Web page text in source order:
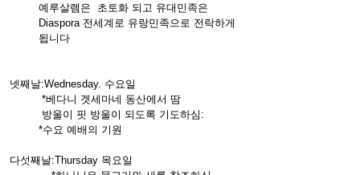
예루살렘은 초토화 되고 유대민족은
Diaspora 전세계로 유랑민족으로 전락하게
됩니다
넷째날:Wednesday. 수요일
*베다니 겟세마네 동산에서 땀
방울이 핏 방울이 되도록 기도하심:
*수요 예배의 기원
다섯째날:Thursday 목요일